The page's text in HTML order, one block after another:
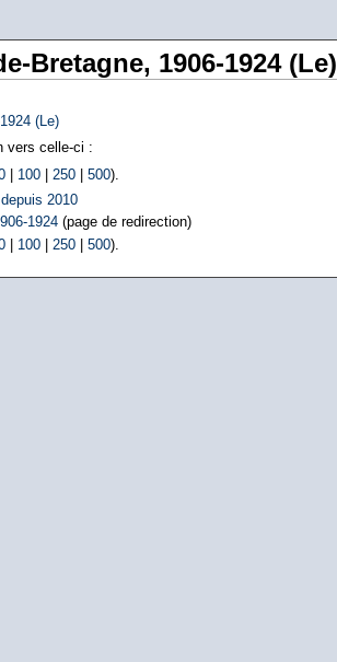
Bretagne, 1906-1924 (Le)
(Le)
vers celle-ci :
| 100| 250| 500).
2010
1924(page de redirection)
| 100| 250| 500).